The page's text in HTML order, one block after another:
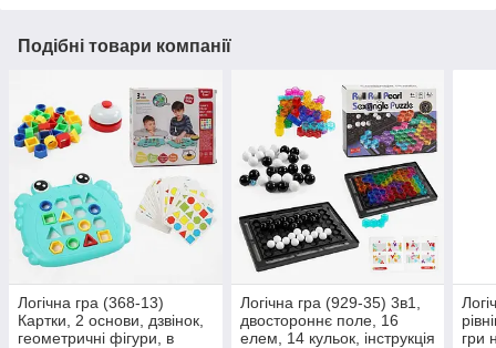
Подібні товари компанії
Логічна гра (368-13)
Картки, 2 основи, дзвінок,
геометричні фігури, в
Логічна гра (929-35) 3в1,
двостороннє поле, 16
елем, 14 кульок, інструкція
гри